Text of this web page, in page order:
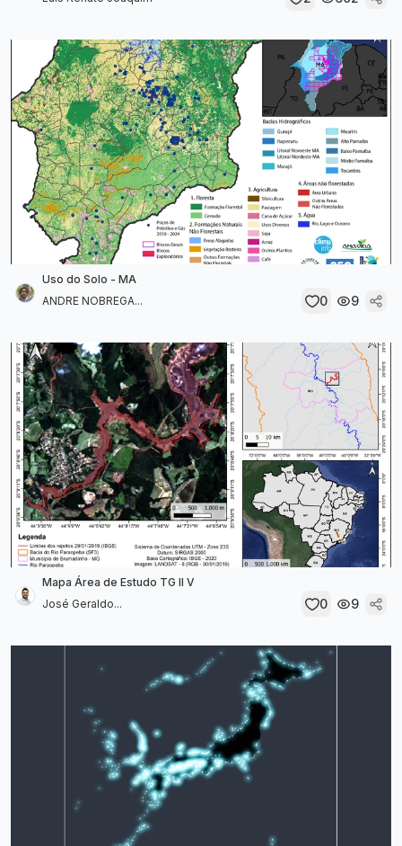
Uso do Solo - MA
ANDRE NOBREGA...
0 9
Mapa Área de Estudo TG II V
José Geraldo...
0 9